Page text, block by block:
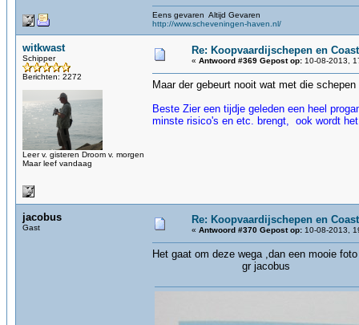
Eens gevaren Altijd Gevaren
http://www.scheveningen-haven.nl/
witkwast
Schipper
Berichten: 2272
Leer v. gisteren Droom v. morgen
Maar leef vandaag
Re: Koopvaardijschepen en
« Antwoord #369 Gepost op: 10-08-2013,
Maar der gebeurt nooit wat met die
Beste Zier een tijdje geleden een heel
minste risico's en etc. brengt, ook wordt
jacobus
Gast
Re: Koopvaardijschepen en
« Antwoord #370 Gepost op: 10-08-2013,
Het gaat om deze wega ,dan een mooie
gr jacobus